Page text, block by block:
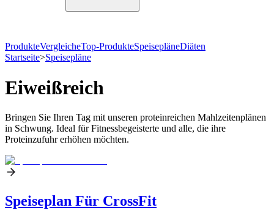
ProdukteVergleicheTop-ProdukteSpeisepläneDiäten
Startseite>Speisepläne
Eiweißreich
Bringen Sie Ihren Tag mit unseren proteinreichen Mahlzeitenplänen
in Schwung. Ideal für Fitnessbegeisterte und alle, die ihre
Proteinzufuhr erhöhen möchten.
Speiseplan Für CrossFit